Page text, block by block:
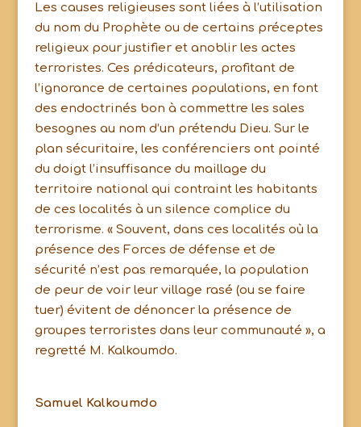
Les causes religieuses sont liées à l’utilisation
du nom du Prophète ou de certains préceptes
religieux pour justifier et anoblir les actes
terroristes. Ces prédicateurs, profitant de
l’ignorance de certaines populations, en font
des endoctrinés bon à commettre les sales
besognes au nom d’un prétendu Dieu. Sur le
plan sécuritaire, les conférenciers ont pointé
du doigt l’insuffisance du maillage du
territoire national qui contraint les habitants
de ces localités à un silence complice du
terrorisme. « Souvent, dans ces localités où la
présence des Forces de défense et de
sécurité n’est pas remarquée, la population
de peur de voir leur village rasé (ou se faire
tuer) évitent de dénoncer la présence de
groupes terroristes dans leur communauté », a
regretté M. Kalkoumdo.
Samuel Kalkoumdo